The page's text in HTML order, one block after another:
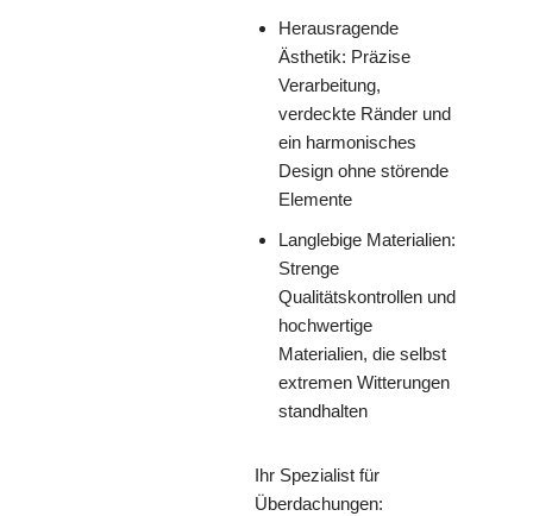
Herausragende
Ästhetik: Präzise
Verarbeitung,
verdeckte Ränder und
ein harmonisches
Design ohne störende
Elemente
Langlebige Materialien:
Strenge
Qualitätskontrollen und
hochwertige
Materialien, die selbst
extremen Witterungen
standhalten
Ihr Spezialist für
Überdachungen: